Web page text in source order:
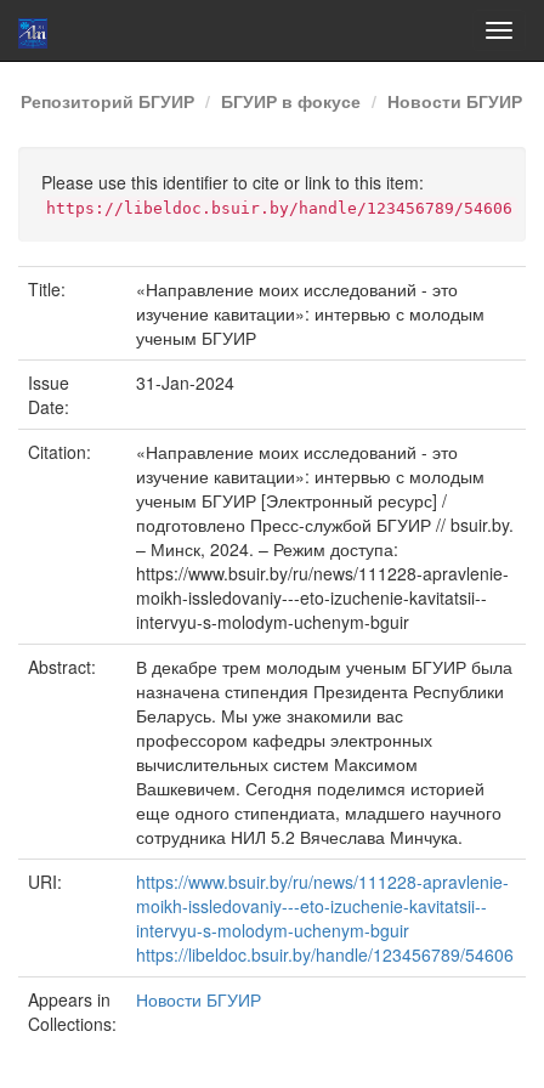
Skip
navigation
Репозиторий БГУИР БГУИР в фокусе Новости БГУИР
Please use this identifier to cite or link to this item:
https://libeldoc.bsuir.by/handle/123456789/54606
Title:
«Направление моих исследований - это
изучение кавитации»: интервью с молодым
ученым БГУИР
Issue
Date:
31-Jan-2024
Citation:
«Направление моих исследований - это
изучение кавитации»: интервью с молодым
ученым БГУИР [Электронный ресурс] /
подготовлено Пресс-службой БГУИР // bsuir.by.
– Минск, 2024. – Режим доступа:
https://www.bsuir.by/ru/news/111228-apravlenie-
moikh-issledovaniy---eto-izuchenie-kavitatsii--
intervyu-s-molodym-uchenym-bguir
Abstract:
В декабре трем молодым ученым БГУИР была
назначена стипендия Президента Республики
Беларусь. Мы уже знакомили вас
профессором кафедры электронных
вычислительных систем Максимом
Вашкевичем. Сегодня поделимся историей
еще одного стипендиата, младшего научного
сотрудника НИЛ 5.2 Вячеслава Минчука.
URI:
https://www.bsuir.by/ru/news/111228-apravlenie-
moikh-issledovaniy---eto-izuchenie-kavitatsii--
intervyu-s-molodym-uchenym-bguir
https://libeldoc.bsuir.by/handle/123456789/54606
Appears in
Collections:
Новости БГУИР